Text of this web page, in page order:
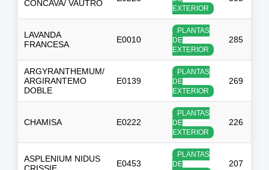
CONCAVA/ VAUTRO
EXTERIOR
LAVANDA
FRANCESA
E0010
PLANTAS
DE
EXTERIOR
285
ARGYRANTHEMUM/
ARGIRANTEMO
DOBLE
E0139
PLANTAS
DE
EXTERIOR
269
CHAMISA E0222
PLANTAS
DE
EXTERIOR
226
ASPLENIUM NIDUS
E0453
PLANTAS
DE
207